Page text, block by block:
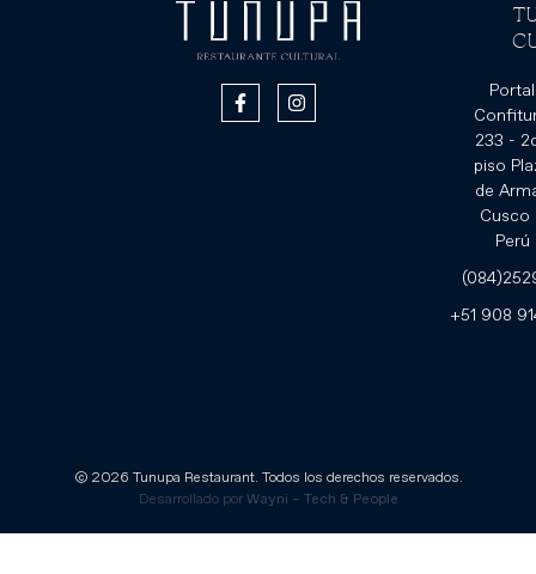
Portal
233 -
piso
de
Cusco
Perú
‪+51 908
© 2026 Tunupa Restaurant. Todos los derechos reservados.
Desarrollado por Wayni – Tech & People